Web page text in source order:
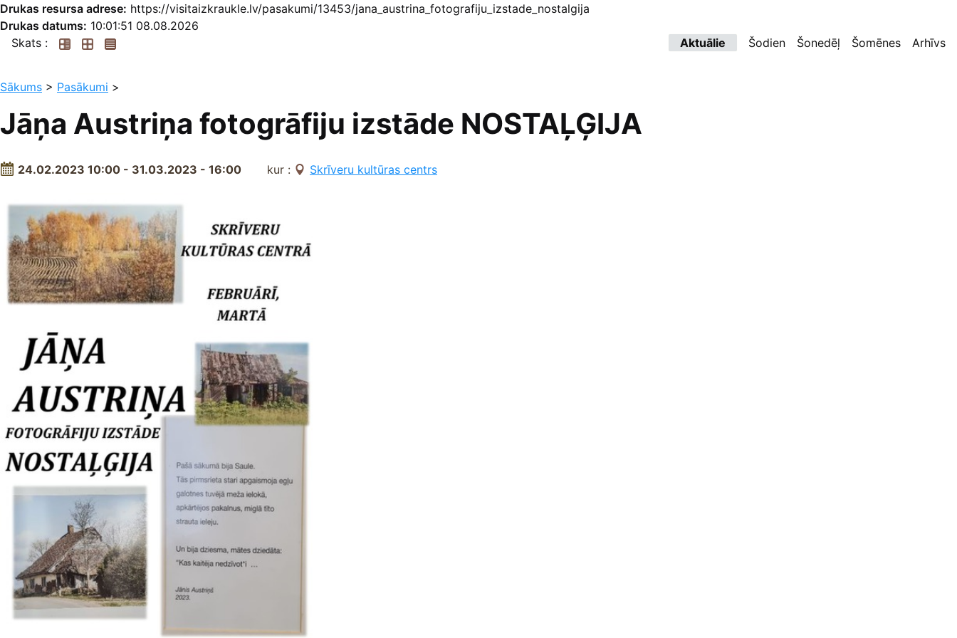
Drukas resursa adrese: https://visitaizkraukle.lv/pasakumi/13453/jana_austrina_fotografiju_izstade_nostalgija
Drukas datums: 10:01:51 08.08.2026
Skats :
Aktuālie Šodien Šonedēļ Šomēnes Arhīvs
Sākums > Pasākumi >
Jāņa Austriņa fotogrāfiju izstāde NOSTAĻĢIJA
24.02.2023 10:00 - 31.03.2023 - 16:00 kur : Skrīveru kultūras centrs